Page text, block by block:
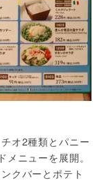
オ2種類とパニー
ニューを展開。
クバーとポテト